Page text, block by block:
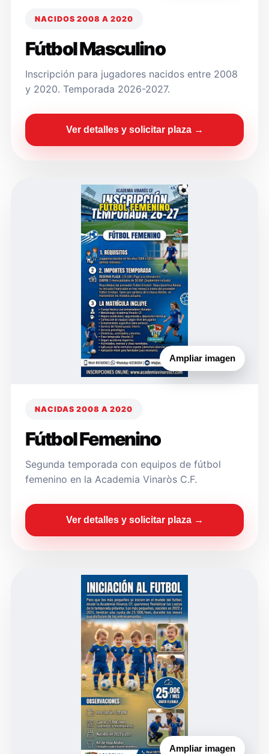
NACIDOS 2008 A 2020
Fútbol Masculino
Inscripción para jugadores nacidos entre 2008
y 2020. Temporada 2026-2027.
Ver detalles y solicitar plaza →
Ampliar imagen
NACIDAS 2008 A 2020
Fútbol Femenino
Segunda temporada con equipos de fútbol
femenino en la Academia Vinaròs C.F.
Ver detalles y solicitar plaza →
Ampliar imagen